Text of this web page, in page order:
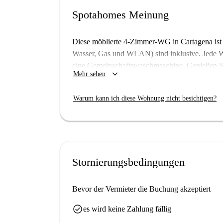
Spotahomes Meinung
Diese möblierte 4-Zimmer-WG in Cartagena
Wasser, Gas und WLAN) sind inklusive. Jede
eine Gemeinschaftswaschmaschine.
der Terrasse. Die voll ausgestattete Küche lässt
Die Wohnung befindet sich in einer
Purocafé. Dank dieser Lage sind Sie
Mehr sehen keyboard_arrow_down
Warum kann ich diese Wohnung nicht besichtigen?
Stornierungsbedingungen
Bevor der Vermieter die Buchung akzeptiert
check_circlees wird keine Zahlung fällig